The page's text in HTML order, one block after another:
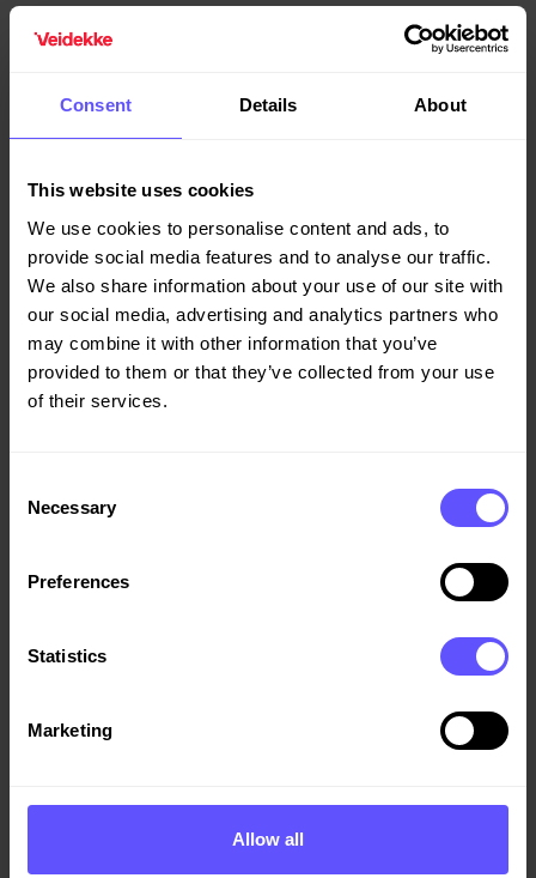
Consent Details About
This website uses cookies
We use cookies to personalise content and ads, to
provide social media features and to analyse our traffic.
We also share information about your use of our site with
our social media, advertising and analytics partners who
may combine it with other information that you’ve
provided to them or that they’ve collected from your use
of their services.
Selection
Necessary
Preferences
Statistics
Marketing
Allow all
Esplanaden
I Hjärup, centralt i Skåne, bygger vi 28 nya
bostadsrättslägenheter tillsammans med OBOS.
I Nya Hovås i Göteborg har vi byggt Hovås Entré – ett nytt
totalentreprenad för Nordr.